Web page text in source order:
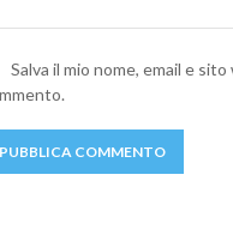
Salva il mio nome, email e